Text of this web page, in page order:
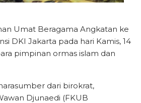
Umat Beragama Angkatan ke
DKI Jakarta pada hari Kamis, 14
pimpinan ormas islam dan
dari birokrat,
Djunaedi (FKUB